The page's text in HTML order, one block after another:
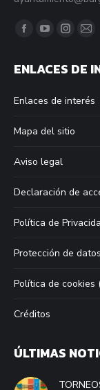
Find us on:
Facebook
opens
new
window
YouTube
opens
new
window
opens
new
window
Mail
new
ENLACES DE
Enlaces de interés
Mapa del sitio
Aviso legal
Declaración de
Política de
Protección de
Política de cookies
Créditos
ÚLTIMAS